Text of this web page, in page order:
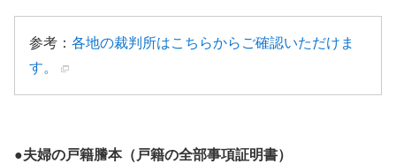
参考： 各地の裁判所はこちらからご確認いただけま
す。
●夫婦の戸籍謄本（戸籍の全部事項証明書）